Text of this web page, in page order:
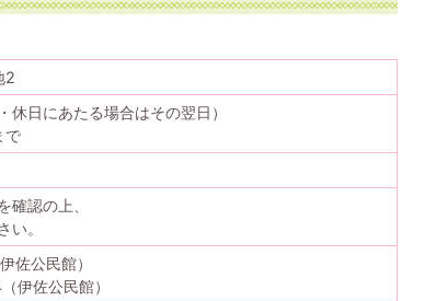
2
休日にあたる場合はその翌日）
で
確認の上、
い。
佐公民館）
伊佐公民館）